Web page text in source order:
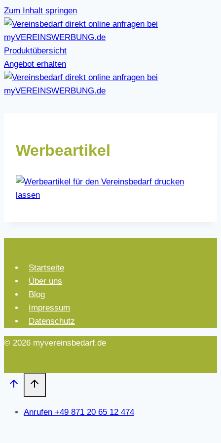
Zum Inhalt springen
Produktübersicht
Angebot erhalten
Werbeartikel
Startseite
Über uns
Blog
Impressum
Datenschutz
© 2026 myvereinsbedarf.de
Anrufen +49 871 20 65 12 474